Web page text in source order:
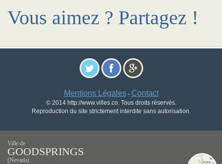
Vous aimez ? Partagez !
Mentions Légales- Contact
© 2014 http://www.villes.co. Tous droits réservés.
Reproduction du site strictement interdite sans autorisation.
Ville de
GOODSPRINGS
(Nevada)